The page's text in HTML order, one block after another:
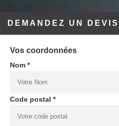
DEMANDEZ UN
Vos coordonnées
Nom *
Code postal *